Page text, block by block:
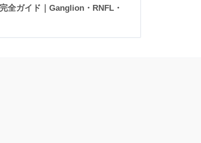
全ガイド｜Ganglion・RNFL・